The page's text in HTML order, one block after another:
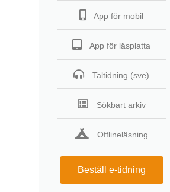
App för mobil
App för läsplatta
Taltidning (sve)
Sökbart arkiv
Offlineläsning
Beställ e-tidning